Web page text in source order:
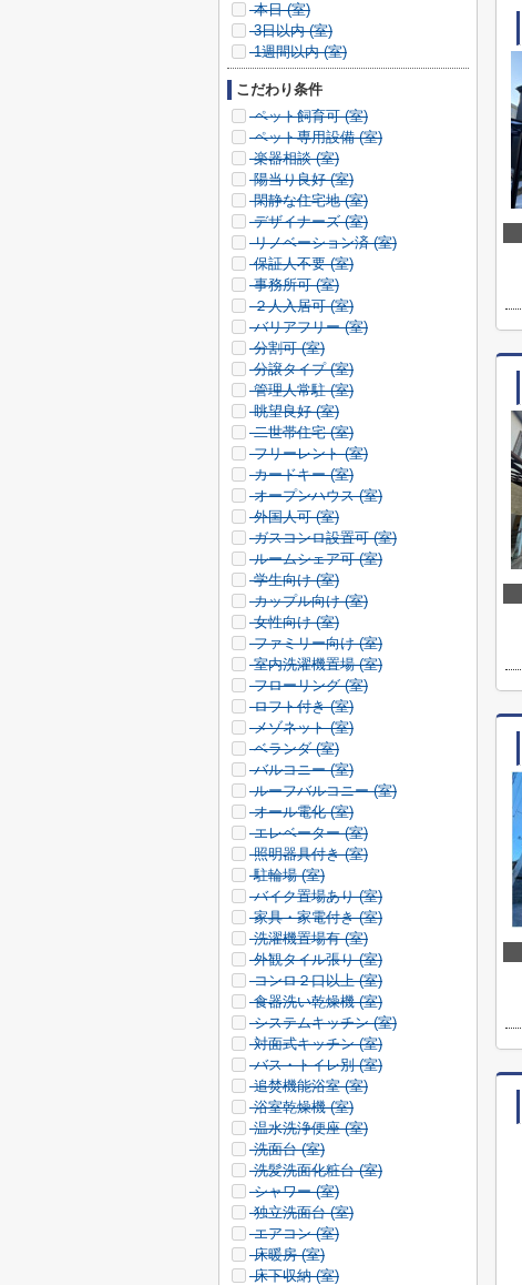
本日 (室)
3日以内 (室)
1週間以内 (室)
こだわり条件
ペット飼育可 (室)
ペット専用設備 (室)
楽器相談 (室)
陽当り良好 (室)
閑静な住宅地 (室)
デザイナーズ (室)
リノベーション済 (室)
保証人不要 (室)
事務所可 (室)
２人入居可 (室)
バリアフリー (室)
分割可 (室)
分譲タイプ (室)
管理人常駐 (室)
眺望良好 (室)
二世帯住宅 (室)
フリーレント (室)
カードキー (室)
オープンハウス (室)
外国人可 (室)
ガスコンロ設置可 (室)
ルームシェア可 (室)
学生向け (室)
カップル向け (室)
女性向け (室)
ファミリー向け (室)
室内洗濯機置場 (室)
フローリング (室)
ロフト付き (室)
メゾネット (室)
ベランダ (室)
バルコニー (室)
ルーフバルコニー (室)
オール電化 (室)
エレベーター (室)
照明器具付き (室)
駐輪場 (室)
バイク置場あり (室)
家具・家電付き (室)
洗濯機置場有 (室)
外観タイル張り (室)
コンロ２口以上 (室)
食器洗い乾燥機 (室)
システムキッチン (室)
対面式キッチン (室)
バス・トイレ別 (室)
追焚機能浴室 (室)
浴室乾燥機 (室)
温水洗浄便座 (室)
洗面台 (室)
洗髪洗面化粧台 (室)
シャワー (室)
独立洗面台 (室)
エアコン (室)
床暖房 (室)
床下収納 (室)